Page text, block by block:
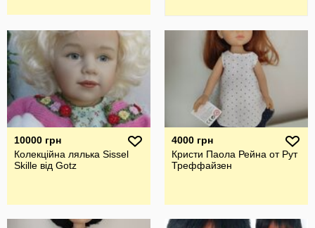
10000 грн
Колекційна лялька Sissel
Skille від Gotz
4000 грн
Кристи Паола Рейна от Рут
Треффайзен